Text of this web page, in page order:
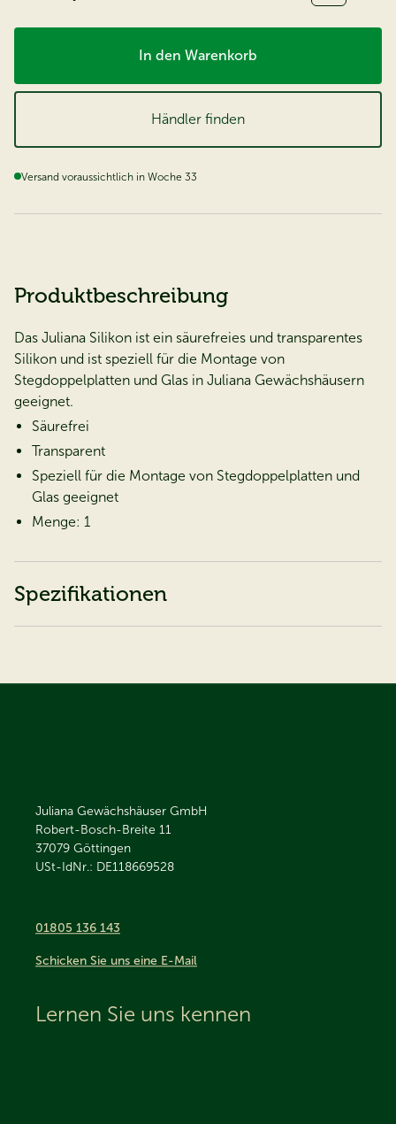
In den Warenkorb
Händler finden
Versand voraussichtlich in Woche 33
Produktbeschreibung
Das Juliana Silikon ist ein säurefreies und transparentes
Silikon und ist speziell für die Montage von
Stegdoppelplatten und Glas in Juliana Gewächshäusern
geeignet.
Säurefrei
Transparent
Speziell für die Montage von Stegdoppelplatten und
Glas geeignet
Menge: 1
Spezifikationen
Juliana Gewächshäuser GmbH
Robert-Bosch-Breite 11
37079 Göttingen
USt-IdNr.: DE118669528
01805 136 143
Schicken Sie uns eine E-Mail
Lernen Sie uns kennen